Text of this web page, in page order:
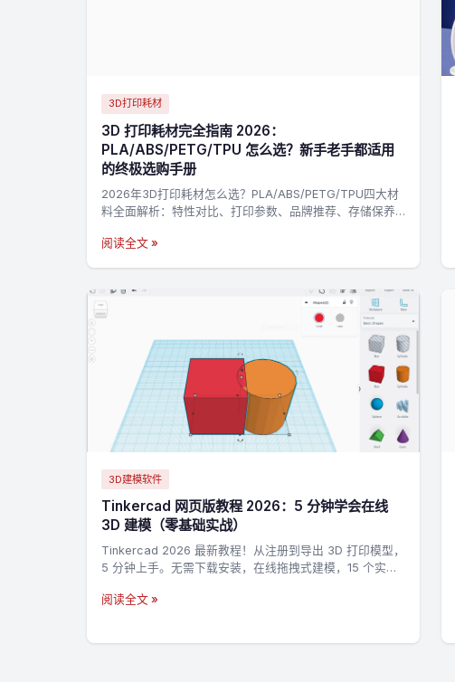
3D打印耗材
3D 打印耗材完全指南 2026：
PLA/ABS/PETG/TPU 怎么选？新手老手都适用
的终极选购手册
2026年3D打印耗材怎么选？PLA/ABS/PETG/TPU四大材
料全面解析：特性对比、打印参数、品牌推荐、存储保养
阅读全文 »
3D建模软件
Tinkercad 网页版教程 2026：5 分钟学会在线
3D 建模（零基础实战）
Tinkercad 2026 最新教程！从注册到导出 3D 打印模型，
5 分钟上手。无需下载安装，在线拖拽式建模，15 个实战
型。
阅读全文 »